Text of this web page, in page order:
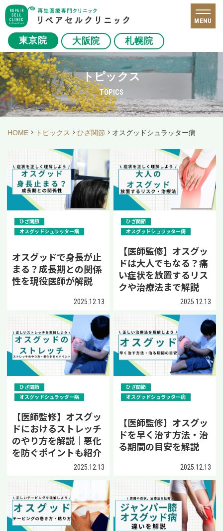
東京院 大阪院 札幌院
MENU
トピックス
TOPICS
HOME トピックス ひざ関節 オスグッドシュラッター病
ひざ関節
オスグッドシュラッター病
オスグッドで身長が止
まる？成長期との関係
性を現役医師が解説
2025.12.13
ひざ関節
オスグッドシュラッター病
【医師監修】オスグッ
ドは大人でもなる？痛
い症状を放置するリス
クや治療法まで解説
2025.12.13
ひざ関節
オスグッドシュラッター病
【医師監修】オスグッ
ドにおけるストレッチ
のやり方を解説｜悪化
を防ぐポイントも紹介
2025.12.13
ひざ関節
オスグッドシュラッター病
【医師監修】オスグッ
ドを早く治す方法・治
る期間の目安を解説
2025.12.13